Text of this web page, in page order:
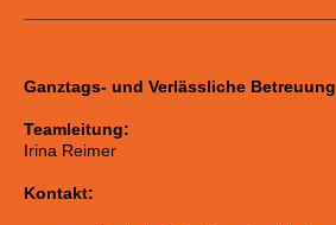
Ganztags- und Verlässliche Betreuung
Teamleitung:
Irina Reimer
Kontakt: